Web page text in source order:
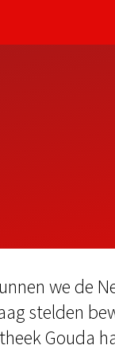
we de
stelden
Gouda